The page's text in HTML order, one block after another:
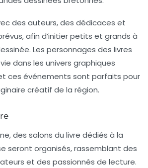
des auteurs, des dédicaces et
afin d’initier petits et grands à
Les personnages des livres
dans les univers graphiques
ces événements sont parfaits pour
créatif de la région.
des salons du livre dédiés à la
seront organisés, rassemblant des
et des passionnés de lecture.